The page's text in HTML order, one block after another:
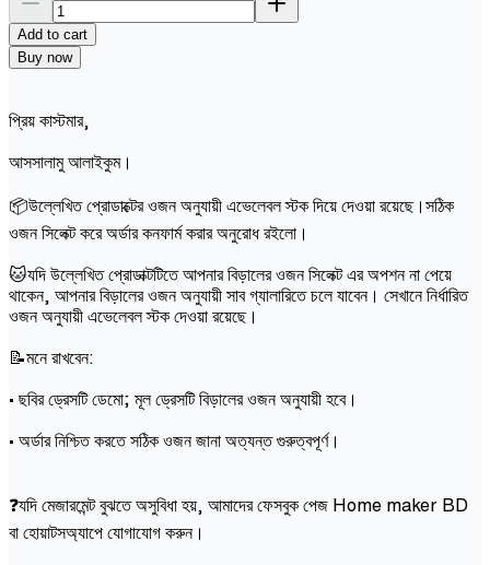
Add to cart
Buy now
প্রিয় কাস্টমার,
আসসালামু আলাইকুম।
📦উল্লেখিত প্রোডাক্টের ওজন অনুযায়ী এভেলেবল স্টক দিয়ে দেওয়া রয়েছে।সঠিক
ওজন সিলেক্ট করে অর্ডার কনফার্ম করার অনুরোধ রইলো।
🐱যদি উল্লেখিত প্রোডাক্টটিতে আপনার বিড়ালের ওজন সিলেক্ট এর অপশন না পেয়ে
থাকেন, আপনার বিড়ালের ওজন অনুযায়ী সাব গ্যালারিতে চলে যাবেন। সেখানে নির্ধারিত
ওজন অনুযায়ী এভেলেবল স্টক দেওয়া রয়েছে।
📝মনে রাখবেন:
• ছবির ড্রেসটি ডেমো; মূল ড্রেসটি বিড়ালের ওজন অনুযায়ী হবে।
• অর্ডার নিশ্চিত করতে সঠিক ওজন জানা অত্যন্ত গুরুত্বপূর্ণ।
❓যদি মেজারমেন্ট বুঝতে অসুবিধা হয়, আমাদের ফেসবুক পেজ Home maker BD
বা হোয়াটসঅ্যাপে যোগাযোগ করুন।